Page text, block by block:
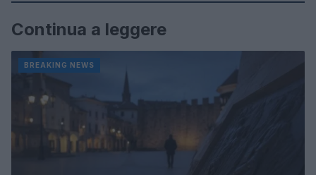
Continua a leggere
BREAKING NEWS